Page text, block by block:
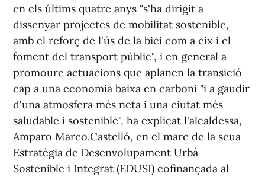
en els últims quatre anys "s'ha dirigit a
dissenyar projectes de mobilitat sostenible,
amb el reforç de l'ús de la bici com a eix i el
foment del transport públic", i en general a
promoure actuacions que aplanen la transició
cap a una economia baixa en carboni "i a gaudir
d'una atmosfera més neta i una ciutat més
saludable i sostenible", ha explicat l'alcaldessa,
Amparo Marco.Castelló, en el marc de la seua
Estratègia de Desenvolupament Urbà
Sostenible i Integrat (EDUSI) cofinançada al